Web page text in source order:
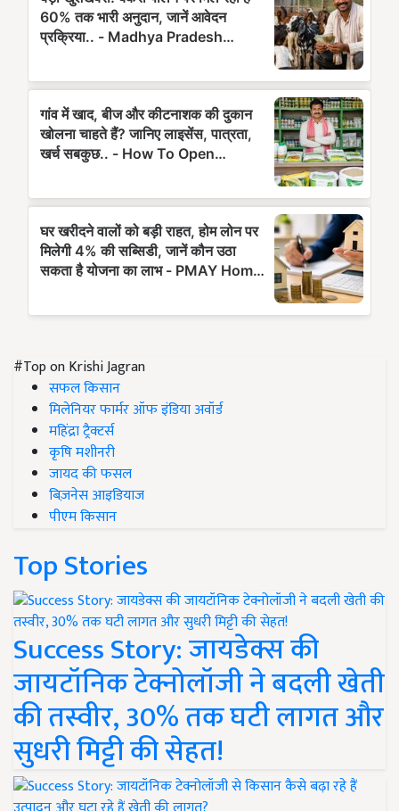
#Top on Krishi Jagran
सफल किसान
मिलेनियर फार्मर ऑफ इंडिया अवॉर्ड
महिंद्रा ट्रैक्टर्स
कृषि मशीनरी
जायद की फसल
बिज़नेस आइडियाज
पीएम किसान
Top Stories
Success Story: जायडेक्स की
जायटॉनिक टेक्नोलॉजी ने बदली खेती
की तस्वीर, 30% तक घटी लागत और
सुधरी मिट्टी की सेहत!